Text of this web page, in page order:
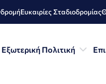
Ευκαιρίες Σταδιοδρομίας
Εξωτερική Πολιτική